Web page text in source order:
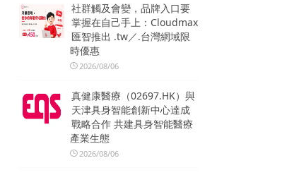
社群觸及會變，品牌入口要
掌握在自己手上：Cloudmax
匯智推出 .tw／.台灣網域限
時優惠
2026/08/06
真健康醫療（02697.HK）與
天津具身智能創新中心達成
戰略合作 共建具身智能醫療
產業生態
2026/08/06